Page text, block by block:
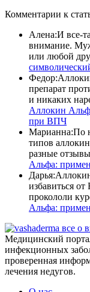
Комментарии к
Алена:И все-
внимание.
или любой
Федор:
препарат
и никаких
Аллокин
при ВПЧ
Марианна:По
типов
разные
Альфа:
Дарья:
избавиться
прокололи
Альфа:
все о
Медицинский
инфекционных
проверенная
лечения недугов.